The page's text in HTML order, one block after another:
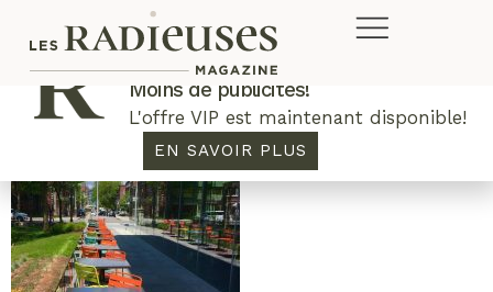
Plus de concours. Plus de rabais.
Moins de publicités!
L'offre VIP est maintenant disponible!
EN SAVOIR PLUS